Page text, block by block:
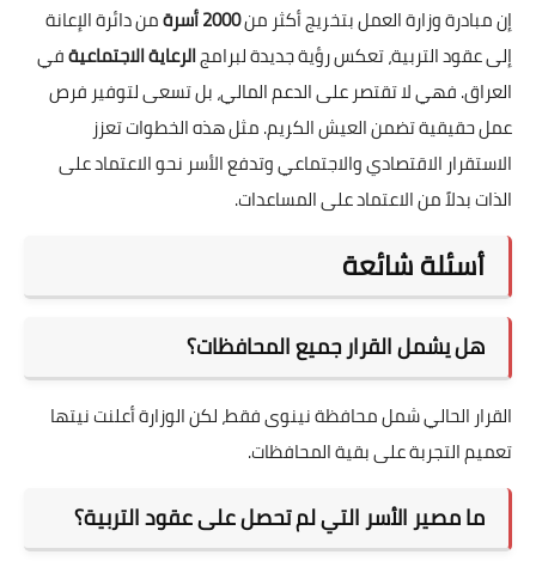
إن مبادرة وزارة العمل بتخريج أكثر من2000 أسرة
من دائرة الإعانة
إلى عقود التربية، تعكس رؤية جديدة لبرامجالرعاية الاجتماعيةفي
العراق. فهي لا تقتصر على الدعم المالي، بل تسعى لتوفير فرص
عمل حقيقية تضمن العيش الكريم. مثل هذه الخطوات تعزز
الاستقرار الاقتصادي والاجتماعي وتدفع الأسر نحو الاعتماد على
الذات بدلاً من الاعتماد على المساعدات.
أسئلة شائعة
هل يشمل القرار جميع المحافظات؟
القرار الحالي شمل محافظة نينوى فقط، لكن الوزارة أعلنت نيتها
تعميم التجربة على بقية المحافظات.
ما مصير الأسر التي لم تحصل على عقود التربية؟